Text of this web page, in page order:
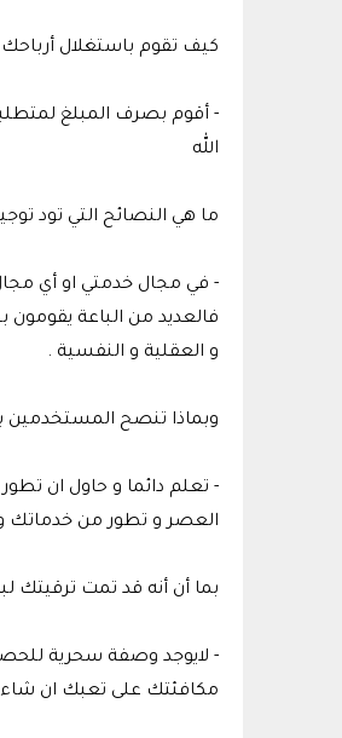
كيف تقوم باستغلال
- أقوم بصرف المبلغ
الله
ما هي النصائح التي تود
- في مجال خدمتي او أي
و العقلية و النفسية .
وبماذا تنصح
- تعلم دائما و حاول ان
العصر و تطور من خدماتك
بما أن أنه قد تمت ترقيتك
- لايوجد وصفة سحرية
مكافئتك على تعبك ان شاء